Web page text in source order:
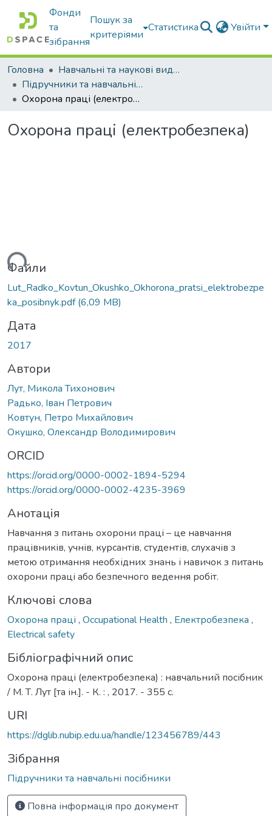
Фонди
та
зібрання
Пошук за
критеріями
Статистика Увійти
Головна
Навчальні та наукові видання
Підручники та навчальні посібники
Охорона праці (електробезпека)
Охорона праці (електробезпека)
Файли
Lut_Radko_Kovtun_Okushko_Okhorona_pratsi_elektrobezpe
ka_posibnyk.pdf(6,09 MB)
Дата
2017
Автори
Лут, Микола Тихонович
Радько, Іван Петрович
Ковтун, Петро Михайлович
Окушко, Олександр Володимирович
ORCID
https://orcid.org/0000-0002-1894-5294
https://orcid.org/0000-0002-4235-3969
Анотація
Навчання з питань охорони праці – це навчання
працівників, учнів, курсантів, студентів, слухачів з
метою отримання необхідних знань і навичок з питань
охорони праці або безпечного ведення робіт.
Ключові слова
Охорона праці , Occupational Health , Електробезпека ,
Electrical safety
Бібліографічний опис
Охорона праці (електробезпека) : навчальний посібник
/ М. Т. Лут [та ін.]. - К. : , 2017. - 355 с.
URI
https://dglib.nubip.edu.ua/handle/123456789/443
Зібрання
Підручники та навчальні посібники
Повна інформація про документ